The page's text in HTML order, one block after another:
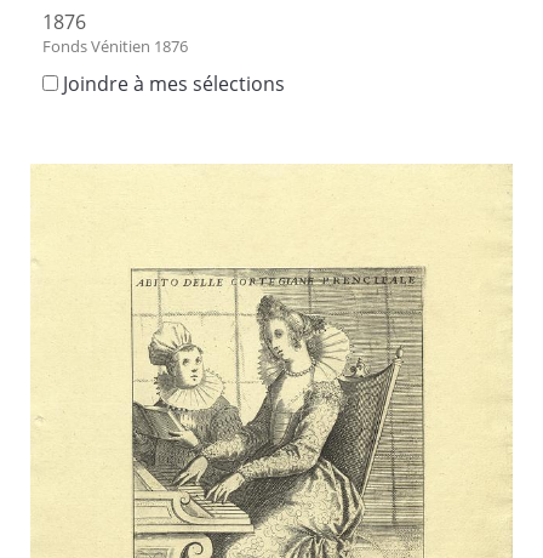
1876
Fonds Vénitien 1876
Joindre à mes sélections